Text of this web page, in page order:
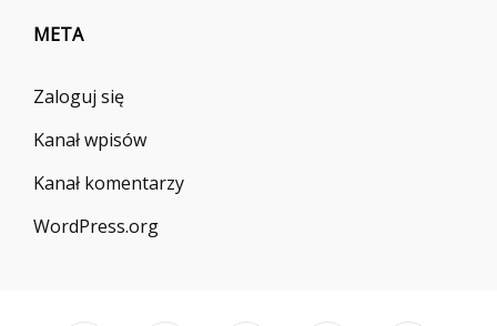
META
Zaloguj się
Kanał wpisów
Kanał komentarzy
WordPress.org